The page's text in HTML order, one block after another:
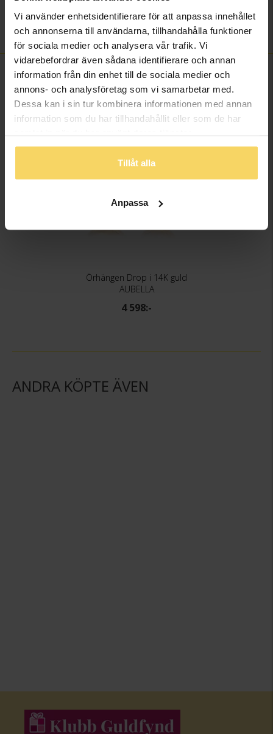
Vi använder enhetsidentifierare för att anpassa innehållet
och annonserna till användarna, tillhandahålla funktioner
för sociala medier och analysera vår trafik. Vi
vidarebefordrar även sådana identifierare och annan
information från din enhet till de sociala medier och
annons- och analysföretag som vi samarbetar med.
Dessa kan i sin tur kombinera informationen med annan
information som du har tillhandahållit eller som de har
Tillåt alla
Anpassa
Ädelmetall
14K Gold
Vikt ca (gram)
2,20
FINNS OCKSÅ SOM
Örhängen Drop i 14K guld
AUBELLA
4 598:-
ANDRA KÖPTE ÄVEN